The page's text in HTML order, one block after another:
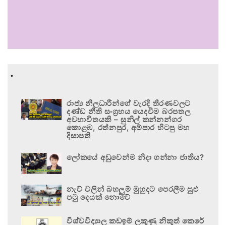
.
රාජ්‍ය නිලධාරීන්ගේ වැරදි තීරණවලට
දණ්ඩ නීති සංග්‍රහය යෙදවීම බරපතල
අවභාවිතයකි – සුනිල් කන්නන්ගර
කොළඹ, රත්නපුර, අම්පාර හිටපු මහ
දිසාපති
ලෝකයේ අඩුවෙන්ම නිදා ගන්නා ජාතිය?
නැව් වලින් බහලුම් මුහුදට පෙරලීම සුළු
පටු දෙයක් නොවේ
විශ්වවිද්‍යාල කඩඉම් ලකුණු නිකුත් කෙරේ